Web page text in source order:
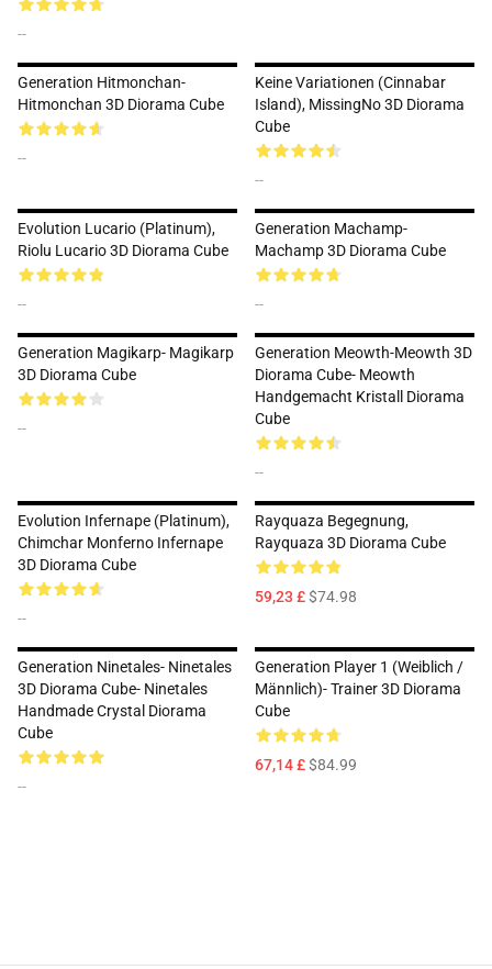
--
Generation Hitmonchan-
Hitmonchan 3D Diorama Cube
--
Keine Variationen (Cinnabar
Island), MissingNo 3D Diorama
Cube
--
Evolution Lucario (Platinum),
Riolu Lucario 3D Diorama Cube
--
Generation Machamp-
Machamp 3D Diorama Cube
--
Generation Magikarp- Magikarp
3D Diorama Cube
--
Generation Meowth-Meowth 3D
Diorama Cube- Meowth
Handgemacht Kristall Diorama
Cube
--
Evolution Infernape (Platinum),
Chimchar Monferno Infernape
3D Diorama Cube
--
Rayquaza Begegnung,
Rayquaza 3D Diorama Cube
59,23 £$74.98
Generation Ninetales- Ninetales
3D Diorama Cube- Ninetales
Handmade Crystal Diorama
Cube
--
Generation Player 1 (Weiblich /
Männlich)- Trainer 3D Diorama
Cube
67,14 £$84.99